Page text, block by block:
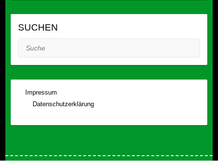
SUCHEN
Suche
Impressum
Datenschutzerklärung